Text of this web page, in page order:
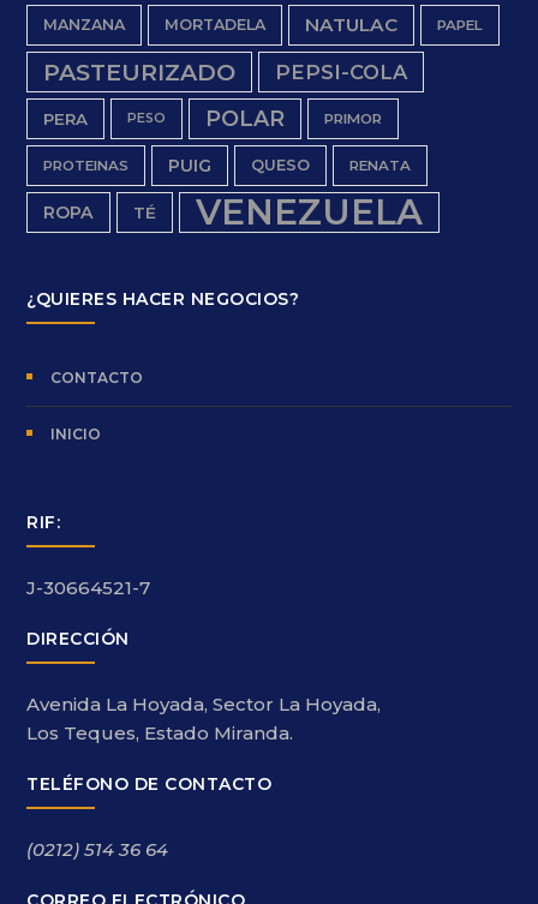
MANZANA MORTADELA NATULAC PAPEL
PASTEURIZADO PEPSI-COLA
PERA PESO POLAR PRIMOR
PROTEINAS PUIG QUESO RENATA
ROPA TÉ VENEZUELA
¿QUIERES HACER NEGOCIOS?
CONTACTO
INICIO
RIF:
J-30664521-7
DIRECCIÓN
Avenida La Hoyada, Sector La Hoyada,
Los Teques, Estado Miranda.
TELÉFONO DE CONTACTO
(0212) 514 36 64